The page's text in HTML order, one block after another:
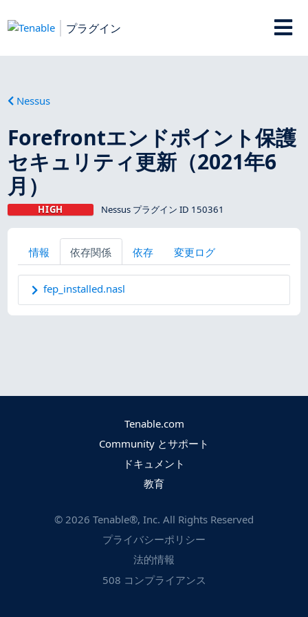
プラグイン
Nessus
Forefrontエンドポイント保護
セキュリティ更新（2021年6
月）
HIGH Nessus プラグイン ID 150361
情報 依存関係 依存 変更ログ
fep_installed.nasl
Tenable.com
Community とサポート
ドキュメント
教育
© 2026 Tenable®, Inc. All Rights Reserved
プライバシーポリシー
法的情報
508 コンプライアンス